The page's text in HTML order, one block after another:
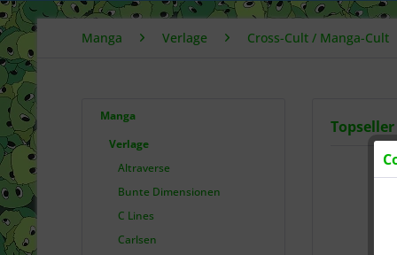
Manga Verlage Cross-Cult / Manga-Cult
Manga
Verlage
Altraverse
Bunte Dimensionen
C Lines
Carlsen
Topseller